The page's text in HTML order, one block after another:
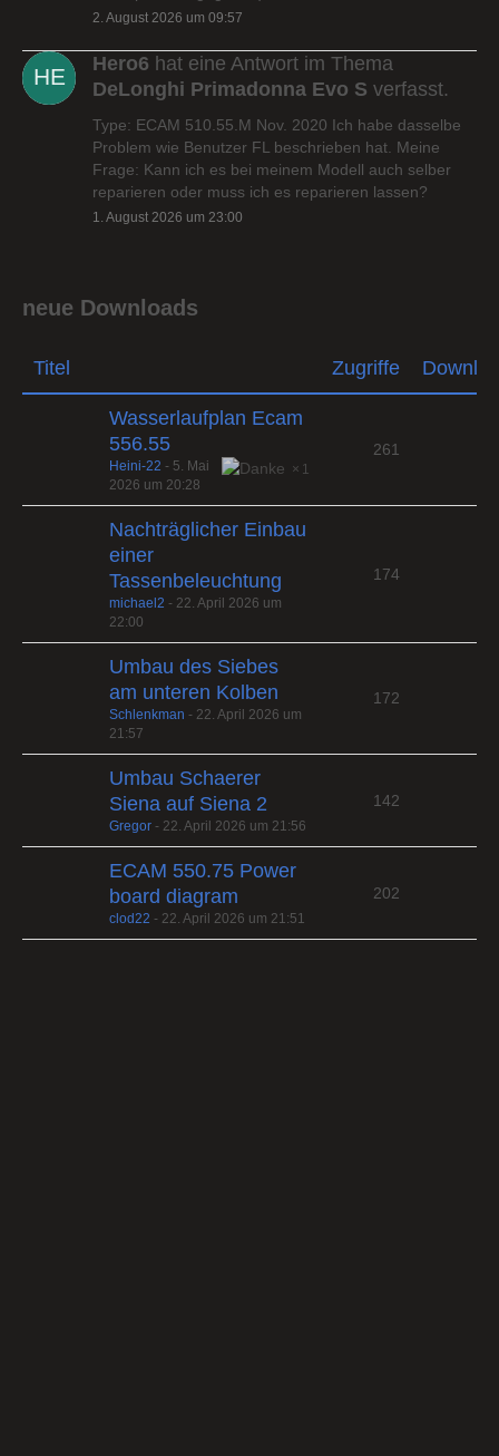
2. August 2026 um 09:57
Hero6 hat eine Antwort im Thema
DeLonghi Primadonna Evo S verfasst.
Type: ECAM 510.55.M Nov. 2020 Ich habe dasselbe
Problem wie Benutzer FL beschrieben hat. Meine
Frage: Kann ich es bei meinem Modell auch selber
reparieren oder muss ich es reparieren lassen?
1. August 2026 um 23:00
neue Downloads
Titel Zugriffe
Wasserlaufplan Ecam
556.55
1
Heini-22 - 5. Mai
2026 um 20:28
261
Nachträglicher Einbau
einer
Tassenbeleuchtung
michael2 - 22. April 2026 um
22:00
174
Umbau des Siebes
am unteren Kolben
Schlenkman - 22. April 2026 um
21:57
172
Umbau Schaerer
Siena auf Siena 2
Gregor - 22. April 2026 um 21:56
142
ECAM 550.75 Power
board diagram
clod22 - 22. April 2026 um 21:51
202